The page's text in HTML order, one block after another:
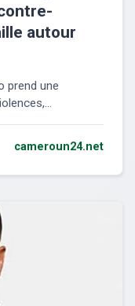
autour
prend une
cameroun24.net